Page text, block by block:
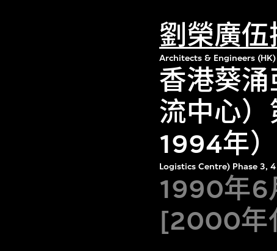
劉榮廣
Architects & Engineers
香港葵
流中心
1994年
Logistics Centre) Phase 3,
1990年6
[2000年